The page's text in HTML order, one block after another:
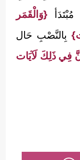
{وَالْقَمَر
بِالنَّصْبِ حَال
فِي ذَلِكَ لَآيَات